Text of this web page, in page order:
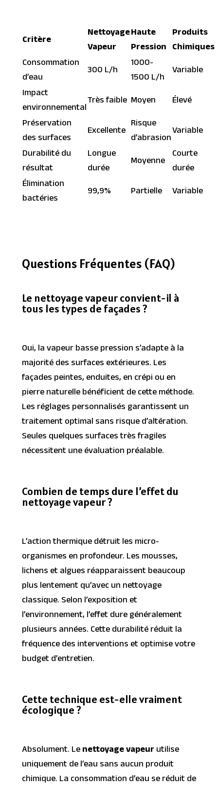
Critère
Nettoyage
Vapeur
Haute
Pression
Produits
Chimiques
Consommation
d’eau
300 L/h
1000-
1500 L/h Variable
Impact
environnementalTrès faible Moyen
Élevé
Préservation
des surfaces
Excellente Risque
d’abrasionVariable
Durabilité du
résultat
Longue
durée
Moyenne Courte
durée
Élimination
bactéries
99,9% Partielle Variable
Questions Fréquentes (FAQ)
Le nettoyage vapeur convient-il à
tous les types de façades ?
Oui, la vapeur basse pression s’adapte à la
majorité des surfaces extérieures. Les
façades peintes, enduites, en crépi ou en
pierre naturelle bénéficient de cette méthode.
Les réglages personnalisés garantissent un
traitement optimal sans risque d’altération.
Seules quelques surfaces très fragiles
nécessitent une évaluation préalable.
Combien de temps dure l’effet du
nettoyage vapeur ?
L’action thermique détruit les micro-
organismes en profondeur. Les mousses,
lichens et algues réapparaissent beaucoup
plus lentement qu’avec un nettoyage
classique. Selon l’exposition et
l’environnement, l’effet dure généralement
plusieurs années. Cette durabilité réduit la
fréquence des interventions et optimise votre
budget d’entretien.
Cette technique est-elle vraiment
écologique ?
Absolument. Lenettoyage vapeurutilise
uniquement de l’eau sans aucun produit
chimique. La consommation d’eau se réduit de